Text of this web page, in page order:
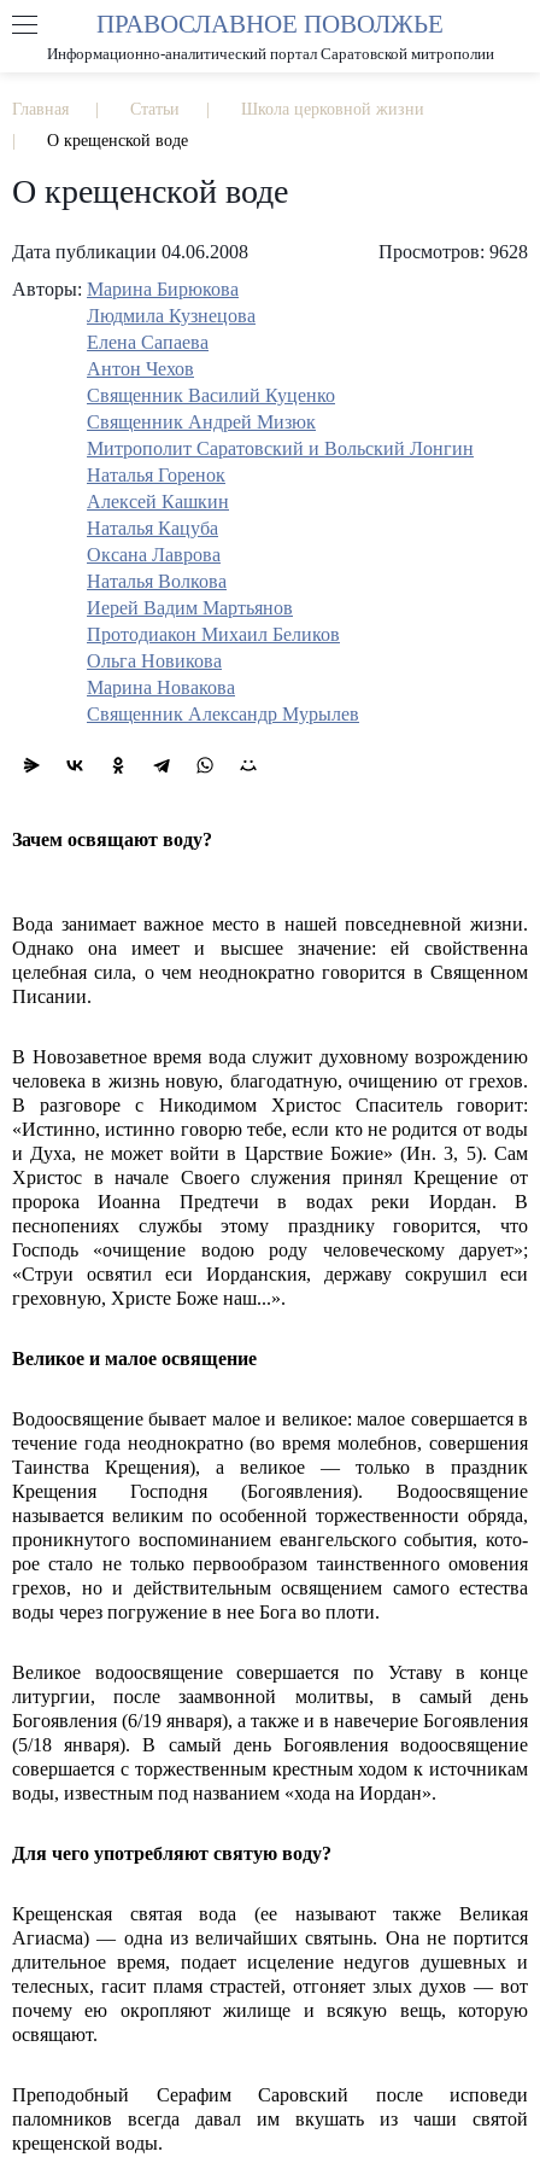
РАЗМЕР ШРИФТА А А
ПРАВОСЛАВНОЕ ПОВОЛЖЬЕ
Информационно-аналитический портал Саратовской митрополии
Главная Статьи
Школа церковной жизни
О крещенской воде
О крещенской воде
Дата публикации 04.06.2008
Просмотров: 9628
Авторы: Марина Бирюкова
Людмила Кузнецова
Елена Сапаева
Антон Чехов
Священник Василий Куценко
Священник Андрей Мизюк
Митрополит Саратовский и Вольский Лонгин
Наталья Горенок
Алексей Кашкин
Наталья Кацуба
Оксана Лаврова
Наталья Волкова
Иерей Вадим Мартьянов
Протодиакон Михаил Беликов
Ольга Новикова
Марина Новакова
Священник Александр Мурылев
Зачем освящают воду?
Вода занимает важное место в нашей повседневной жизни.
Однако она имеет и высшее значение: ей свойственна
целебная сила, о чем неоднократно говорится в Священном
Писании.
В Новозаветное время вода служит духовному возрождению
человека в жизнь новую, благодатную, очищению от грехов.
В разговоре с Никодимом Христос Спаситель говорит:
«Истинно, истинно говорю тебе, если кто не родится от воды
и Духа, не может войти в Царствие Божие» (Ин. 3, 5). Сам
Христос в начале Своего служения принял Крещение от
пророка Иоанна Предтечи в водах реки Иордан. В
песнопениях службы этому празднику говорится, что
Господь «очищение водою роду человеческому дарует»;
«Струи освятил еси Иорданския, державу сокрушил еси
греховную, Христе Боже наш...».
Великое и малое освящение
Водоосвящение бывает малое и вели­кое: малое совершается в
течение года неоднократно (во время молебнов, совершения
Таинства Крещения), а великое — только в праздник
Крещения Господня (Богоявления). Водоосвя­щение
называется великим по особенной торжественности обряда,
проникнутого воспоминанием евангельского события, кото­
рое стало не только первообразом таин­ственного омовения
грехов, но и действи­тельным освящением самого естества
воды через погружение в нее Бога во плоти.
Великое водоосвящение совершается по Уставу в конце
литургии, после заамвонной молитвы, в самый день
Богоявления (6/19 января), а также и в навечерие Богоявления
(5/18 января). В самый день Богоявления во­доосвящение
совершается с торжествен­ным крестным ходом к источникам
воды, известным под названием «хода на Иордан».
Для чего употребляют святую воду?
Крещенская святая вода (ее называют также Великая
Агиасма) ― одна из величайших святынь. Она не портится
длительное время, подает исцеление недугов душевных и
телесных, гасит пламя страстей, отгоняет злых духов ― вот
почему ею ок­ропляют жилище и всякую вещь, которую
освящают.
Преподобный Серафим Саровский после исповеди
паломников всегда давал им вку­шать из чаши святой
крещенской воды.